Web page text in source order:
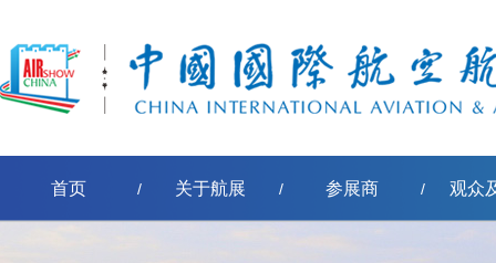
首页 / 关于航展 / 参展商 / 观众